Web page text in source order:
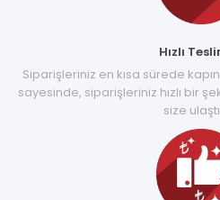
Hızlı
Siparişleriniz en kısa sürede
sayesinde, siparişleriniz hızlı bir
size